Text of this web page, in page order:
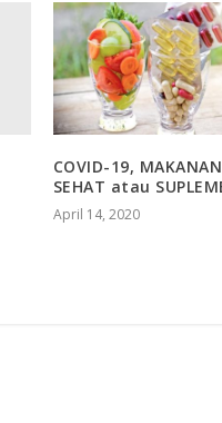
COVID-19, MAKANAN
SEHAT atau
April 14, 2020